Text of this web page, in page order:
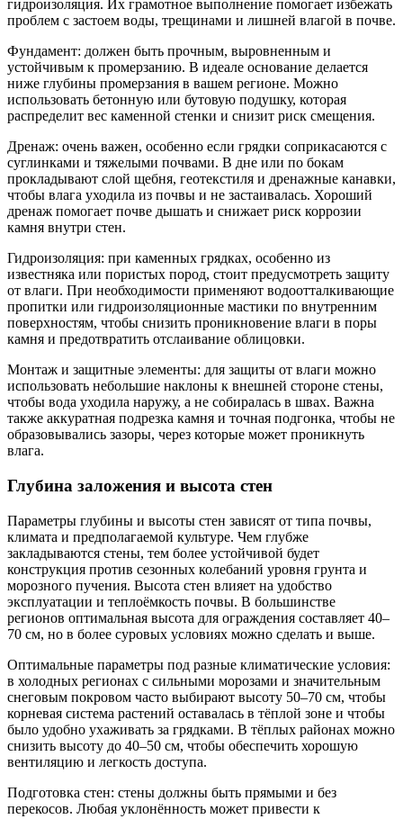
гидроизоляция. Их грамотное выполнение помогает избежать
проблем с застоем воды, трещинами и лишней влагой в почве.
Фундамент: должен быть прочным, выровненным и
устойчивым к промерзанию. В идеале основание делается
ниже глубины промерзания в вашем регионе. Можно
использовать бетонную или бутовую подушку, которая
распределит вес каменной стенки и снизит риск смещения.
Дренаж: очень важен, особенно если грядки соприкасаются с
суглинками и тяжелыми почвами. В дне или по бокам
прокладывают слой щебня, геотекстиля и дренажные канавки,
чтобы влага уходила из почвы и не застаивалась. Хороший
дренаж помогает почве дышать и снижает риск коррозии
камня внутри стен.
Гидроизоляция: при каменных грядках, особенно из
известняка или пористых пород, стоит предусмотреть защиту
от влаги. При необходимости применяют водоотталкивающие
пропитки или гидроизоляционные мастики по внутренним
поверхностям, чтобы снизить проникновение влаги в поры
камня и предотвратить отслаивание облицовки.
Монтаж и защитные элементы: для защиты от влаги можно
использовать небольшие наклоны к внешней стороне стены,
чтобы вода уходила наружу, а не собиралась в швах. Важна
также аккуратная подрезка камня и точная подгонка, чтобы не
образовывались зазоры, через которые может проникнуть
влагa.
Глубина заложения и высота стен
Параметры глубины и высоты стен зависят от типа почвы,
климата и предполагаемой культуре. Чем глубже
закладываются стены, тем более устойчивой будет
конструкция против сезонных колебаний уровня грунта и
морозного пучения. Высота стен влияет на удобство
эксплуатации и теплоёмкость почвы. В большинстве
регионов оптимальная высота для ограждения составляет 40–
70 см, но в более суровых условиях можно сделать и выше.
Оптимальные параметры под разные климатические условия:
в холодных регионах с сильными морозами и значительным
снеговым покровом часто выбирают высоту 50–70 см, чтобы
корневая система растений оставалась в тёплой зоне и чтобы
было удобно ухаживать за грядками. В тёплых районах можно
снизить высоту до 40–50 см, чтобы обеспечить хорошую
вентиляцию и легкость доступа.
Подготовка стен: стены должны быть прямыми и без
перекосов. Любая уклонённость может привести к